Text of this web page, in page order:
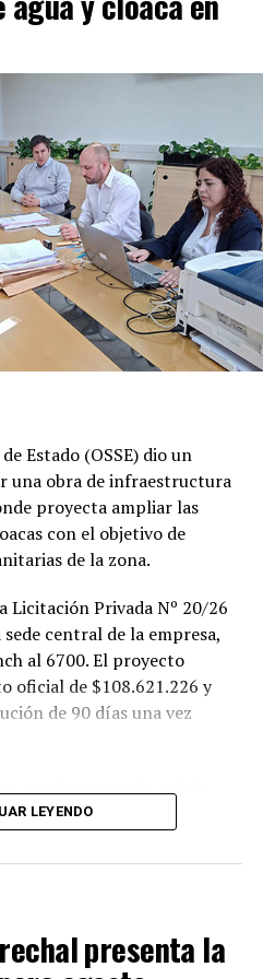
Estado (OSSE) dio un
una obra de infraestructura
proyecta ampliar las
con el objetivo de
de la zona.
Licitación Privada Nº 20/26
central de la empresa,
al 6700. El proyecto
oficial de $108.621.226 y
de 90 días una vez
de unos 355 metros
de válvulas y la
domiciliarias. Los trabajos se
comprendidos por
y Génova Bis.
contempla la extensión de
LEYENDO
presenta la